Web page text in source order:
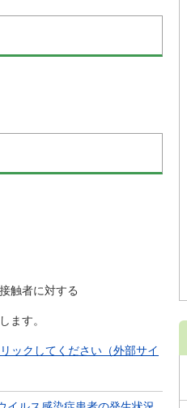
触者に対する
ます。
ックしてください（外部サイ